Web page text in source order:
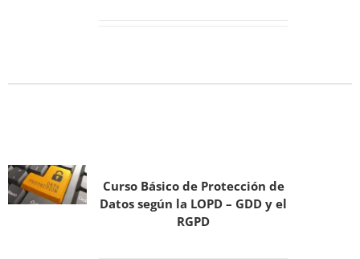
Curso Básico de Protección de
Datos según la LOPD – GDD y el
RGPD